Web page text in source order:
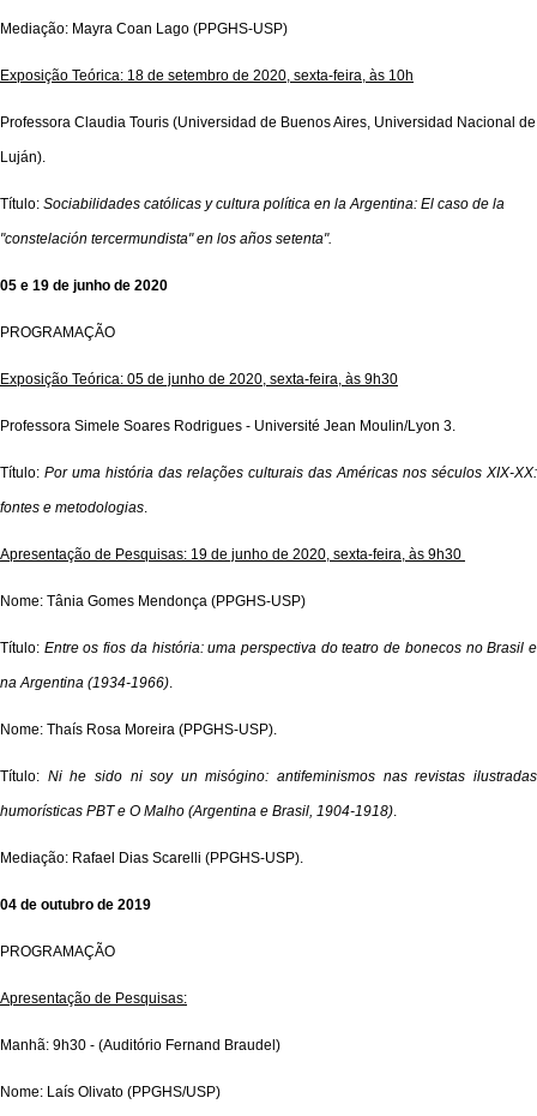
Mediação: Mayra Coan Lago (PPGHS-USP)
Exposição Teórica: 18 de setembro de 2020, sexta-feira, às 10h
Professora Claudia Touris (Universidad de Buenos Aires, Universidad Nacional de
Luján).
Título: Sociabilidades católicas y cultura política en la Argentina: El caso de la
"constelación tercermundista" en los años setenta".
05 e 19 de junho de 2020
PROGRAMAÇÃO
Exposição Teórica: 05 de junho de 2020, sexta-feira, às 9h30
Professora Simele Soares Rodrigues - Université Jean Moulin/Lyon 3.
Título: Por uma história das relações culturais das Américas nos séculos XIX-XX:
fontes e metodologias
Apresentação de Pesquisas: 19 de junho de 2020, sexta-feira, às 9h30
Nome: Tânia Gomes Mendonça (PPGHS-USP)
Título: Entre os fios da história: uma perspectiva do teatro de bonecos no Brasil e
na Argentina (1934-1966)
Nome: Thaís Rosa Moreira (PPGHS-USP).
Título: Ni he sido ni soy un misógino: antifeminismos nas revistas ilustradas
humorísticas PBT e O Malho (Argentina e Brasil, 1904-1918)
Mediação: Rafael Dias Scarelli (PPGHS-USP).
04 de outubro de 2019
PROGRAMAÇÃO
Apresentação de Pesquisas:
Manhã: 9h30 - (Auditório Fernand Braudel)
Nome: Laís Olivato (PPGHS/USP)